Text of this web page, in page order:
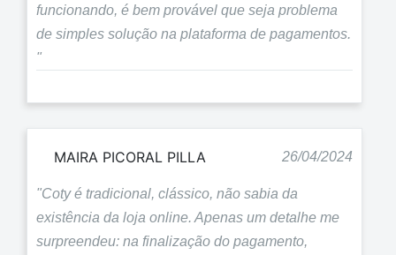
funcionando, é bem provável que seja problema
de simples solução na plataforma de pagamentos.
"
MAIRA PICORAL PILLA 26/04/2024
"Coty é tradicional, clássico, não sabia da
existência da loja online. Apenas um detalhe me
surpreendeu: na finalização do pagamento,